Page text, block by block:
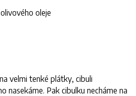
oleje
velmi tenké plátky, cibuli
nasekáme. Pak cibulku necháme na